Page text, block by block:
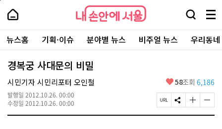
본
로
가
내
손
안
에
서
울
-
서
울
시
대
표
소
내
손
에
울
검
창
열
기
메
뉴
전
체
보
주
요
서
뉴스홈 기획·이슈 분야별 뉴스 비주얼 뉴스 우리동
경복궁 사대문의 비밀
시민기자 시민리포터 오인철
발행일 2012.10.26. 00:00
수정일 2012.10.26. 00:00
좋
요
58조회 6,186
페
이
S
N
글
자
글
자
페
상
단
로